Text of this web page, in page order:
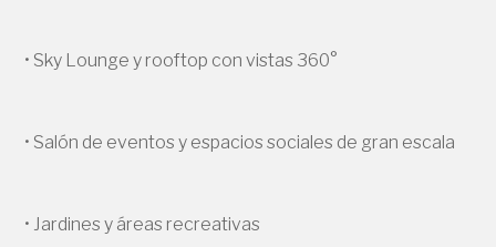
• Sky Lounge y rooftop con vistas 360°
• Salón de eventos y espacios sociales de gran escala
• Jardines y áreas recreativas